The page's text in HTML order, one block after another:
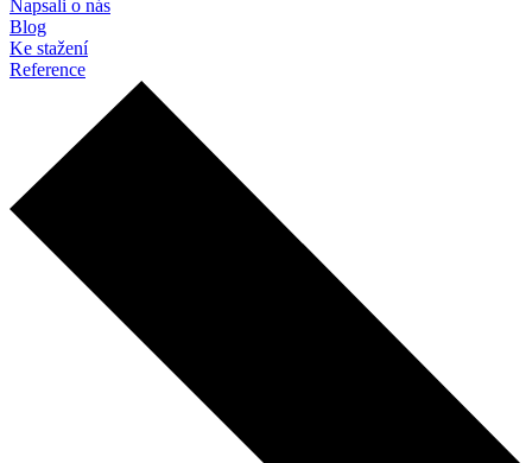
Napsali o nás
Blog
Ke stažení
Reference